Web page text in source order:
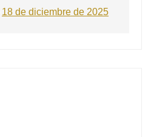
18 de diciembre de 2025